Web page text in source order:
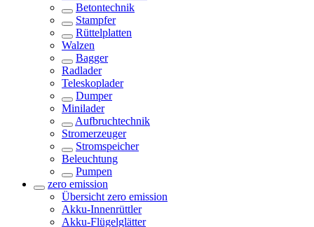
Betontechnik
Stampfer
Rüttelplatten
Walzen
Bagger
Radlader
Teleskoplader
Dumper
Minilader
Aufbruchtechnik
Stromerzeuger
Stromspeicher
Beleuchtung
Pumpen
zero emission
Übersicht zero emission
Akku-Innenrüttler
Akku-Flügelglätter